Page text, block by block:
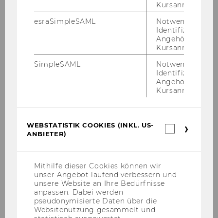
Do­dat­ni viri
Alex­an­der Kes­sel­ring, Hel­mut Gass­ler (2019):
In­ter­reg Da­nu­be Finance4SocialChange. Sum­
Kursanmeldung.
esraSimpleSAML
Notwendig zur
Identifizierung
Angehörige/r für
Kursanmeldung.
SimpleSAML
Notwendig zur
Identifizierung
Angehörige/r für
Kursanmeldung.
WEBSTATISTIK COOKIES (INKL. US-
ANBIETER)
Mithilfe dieser Cookies können wir
unser Angebot laufend verbessern und
unsere Website an Ihre Bedürfnisse
anpassen. Dabei werden
pseudonymisierte Daten über die
Websitenutzung gesammelt und